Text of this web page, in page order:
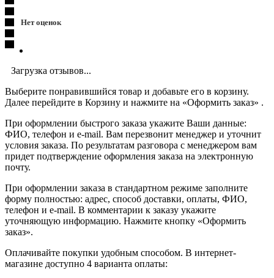
Нет оценок
Загрузка отзывов...
Выберите понравившийся товар и добавьте его в корзину.
Далее перейдите в Корзину и нажмите на «Оформить заказ» .
При оформлении быстрого заказа укажите Ваши данные:
ФИО, телефон и e-mail. Вам перезвонит менеджер и уточнит
условия заказа. По результатам разговора с менеджером вам
придет подтверждение оформления заказа на электронную
почту.
При оформлении заказа в стандартном режиме заполните
форму полностью: адрес, способ доставки, оплаты, ФИО,
телефон и e-mail. В комментарии к заказу укажите
уточняющую информацию. Нажмите кнопку «Оформить
заказ».
Оплачивайте покупки удобным способом. В интернет-
магазине доступно 4 варианта оплаты: